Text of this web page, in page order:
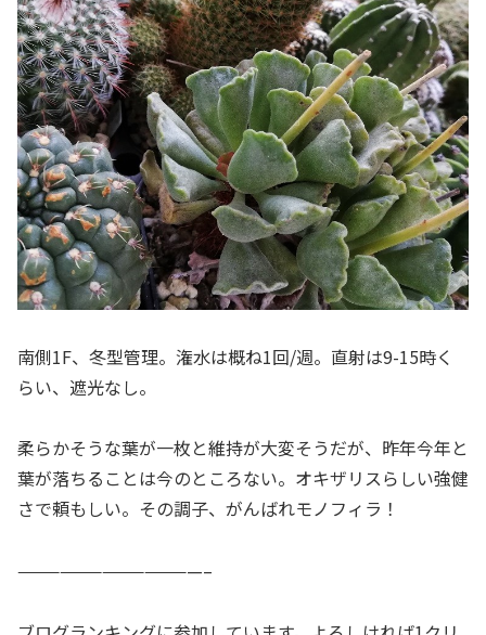
南側1F、冬型管理。潅水は概ね1回/週。直射は9-15時く
らい、遮光なし。
柔らかそうな葉が一枚と維持が大変そうだが、昨年今年と
葉が落ちることは今のところない。オキザリスらしい強健
さで頼もしい。その調子、がんばれモノフィラ！
—————————————–